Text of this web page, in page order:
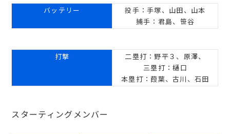
バッテリー
投手：手塚、山田、山本
捕手：君島、笹谷
打撃
二塁打：野平３、原澤、
三塁打：樋口
本塁打：葭葉、古川、石田
スターティングメンバー